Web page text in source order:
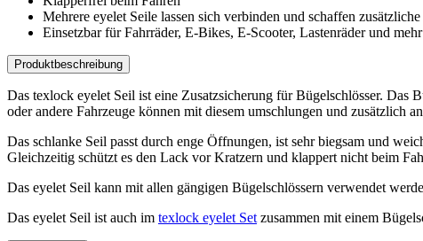
Mehrere eyelet Seile lassen sich verbinden und schaffen
Einsetzbar für Fahrräder, E-Bikes, E-Scooter, Lastenräder und mehr
Produktbeschreibung
Das texlock eyelet Seil ist eine Zusatzsicherung für Bügelschlösser. Das
oder andere Fahrzeuge können mit diesem umschlungen und zusätzlich
Das schlanke Seil passt durch enge Öffnungen, ist sehr biegsam und
Gleichzeitig schützt es den Lack vor Kratzern und klappert nicht beim
Das eyelet Seil kann mit allen gängigen Bügelschlössern verwendet
Das eyelet Seil ist auch im texlock eyelet Set zusammen mit einem